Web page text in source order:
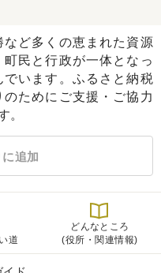
ど多くの恵まれた資源
民と行政が一体となっ
います。ふるさと納税
ためにご支援・ご協力
。
追加
道
どんなところ
(役所・関連情報)